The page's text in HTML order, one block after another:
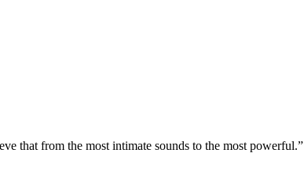
that from the most intimate sounds to the most powerful.”